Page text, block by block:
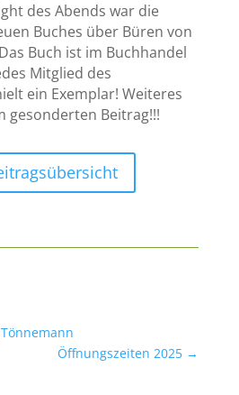
des Abends war die
Buches über Büren von
Buch ist im Buchhandel
Mitglied des
ein Exemplar! Weiteres
gesonderten Beitrag!!!
Öffnungszeiten 2025 →